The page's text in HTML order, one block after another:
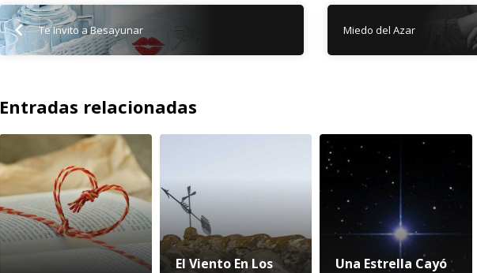
Te Invito a Besayunar Miedo del Azar
Entradas relacionadas
El Viento En Los
Una Estrella Cayó